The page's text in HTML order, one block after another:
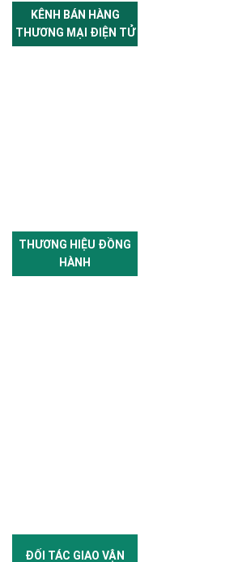
KÊNH BÁN HÀNG
THƯƠNG MẠI ĐIỆN TỬ
THƯƠNG HIỆU ĐỒNG
HÀNH
ĐỐI TÁC GIAO VẬN